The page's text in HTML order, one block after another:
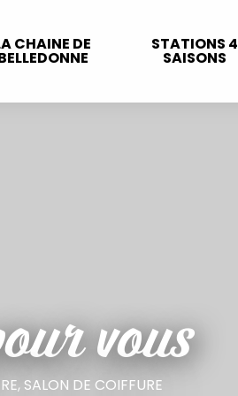
CHAINE DE STATIONS 4
SAISONS
vous
SALON DE COIFFURE